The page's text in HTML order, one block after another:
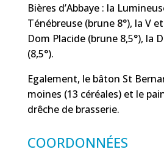
Bières d’Abbaye : la
Ténébreuse (brune 8°), la V
Dom Placide (brune 8,5°), la
(8,5°).
Egalement, le bâton St
moines (13 céréales) et le
drêche de brasserie.
COORDONNÉES